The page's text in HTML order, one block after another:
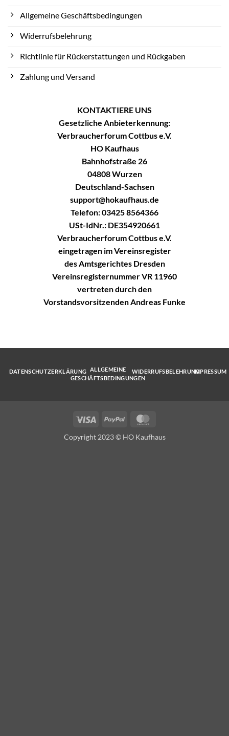
Allgemeine Geschäftsbedingungen
Widerrufsbelehrung
Richtlinie für Rückerstattungen und Rückgaben
Zahlung und Versand
KONTAKTIERE UNS
Gesetzliche Anbieterkennung:
Verbraucherforum Cottbus e.V.
HO Kaufhaus
Bahnhofstraße 26
04808 Wurzen
Deutschland-Sachsen
support@hokaufhaus.de
Telefon: 03425 8564366
USt-IdNr.: DE354920661
Verbraucherforum Cottbus e.V.
eingetragen im Vereinsregister
des Amtsgerichtes Dresden
Vereinsregisternummer VR 11960
vertreten durch den
Vorstandsvorsitzenden Andreas Funke
DATENSCHUTZERKLÄRUNG ALLGEMEINE
GESCHÄFTSBEDINGUNGEN
WIDERRUFSBELEHRUNGIMPRESSUM
Visa PayPal
Copyright 2023 © HO Kaufhaus